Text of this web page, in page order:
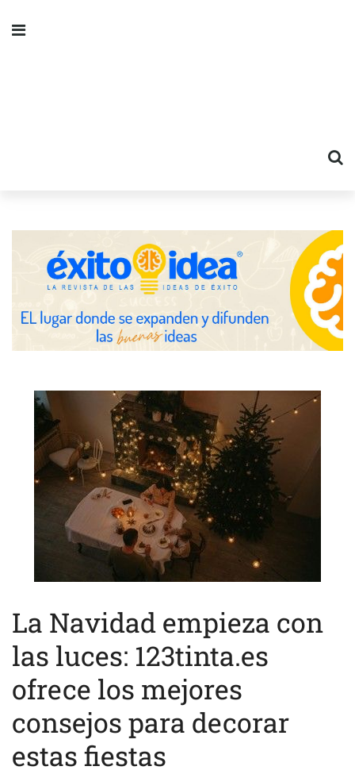
La Navidad empieza con
las luces: 123tinta.es
ofrece los mejores
consejos para decorar
estas fiestas